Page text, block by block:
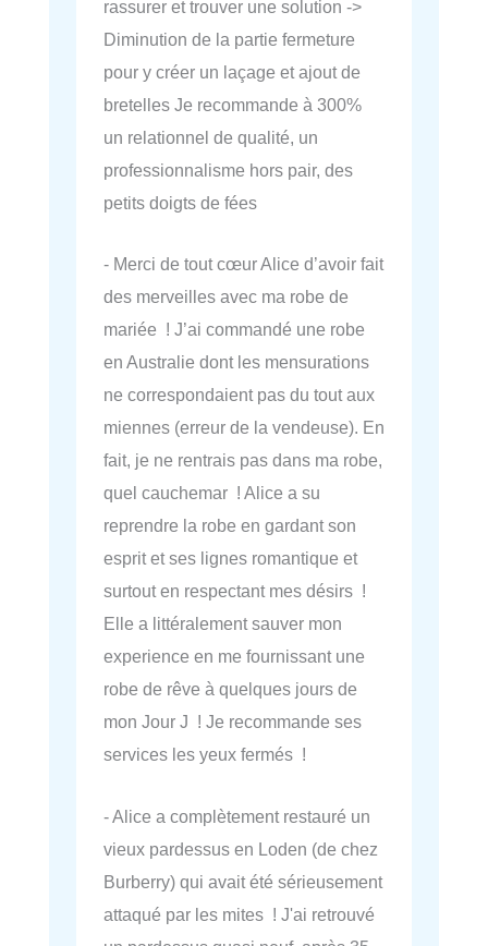
rassurer et trouver une solution ->
Diminution de la partie fermeture
pour y créer un laçage et ajout de
bretelles Je recommande à 300%
un relationnel de qualité, un
professionnalisme hors pair, des
petits doigts de fées ️
- Merci de tout cœur Alice d’avoir fait
des merveilles avec ma robe de
mariée ! J’ai commandé une robe
en Australie dont les mensurations
ne correspondaient pas du tout aux
miennes (erreur de la vendeuse). En
fait, je ne rentrais pas dans ma robe,
quel cauchemar ! Alice a su
reprendre la robe en gardant son
esprit et ses lignes romantique et
surtout en respectant mes désirs !
Elle a littéralement sauver mon
experience en me fournissant une
robe de rêve à quelques jours de
mon Jour J ! Je recommande ses
services les yeux fermés !
- Alice a complètement restauré un
vieux pardessus en Loden (de chez
Burberry) qui avait été sérieusement
attaqué par les mites ! J'ai retrouvé